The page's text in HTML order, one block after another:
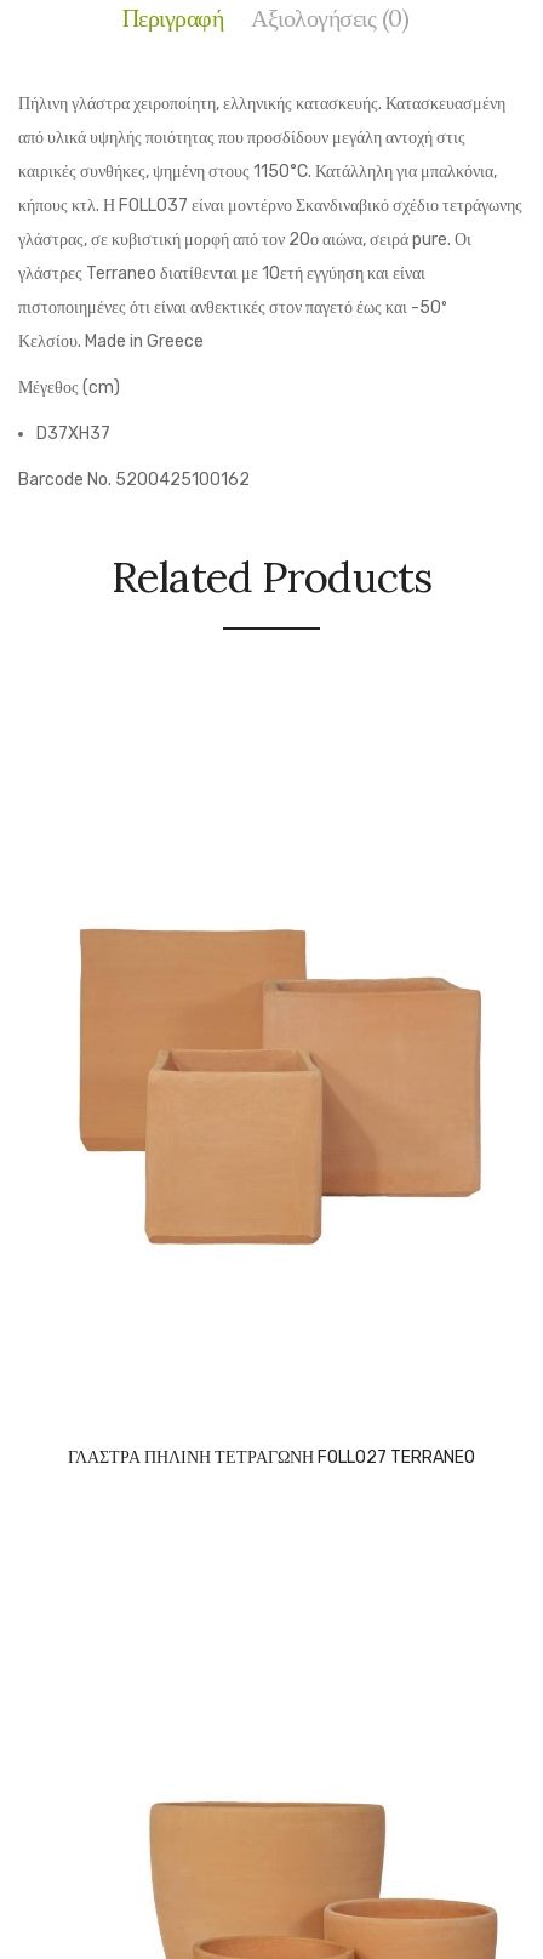
Περιγραφή Αξιολογήσεις (0)
Πήλινη γλάστρα χειροποίητη, ελληνικής κατασκευής. Κατασκευασμένη
από υλικά υψηλής ποιότητας που προσδίδουν μεγάλη αντοχή στις
καιρικές συνθήκες, ψημένη στους 1150°C. Κατάλληλη για μπαλκόνια,
κήπους κτλ. Η FOLLO37 είναι μοντέρνο Σκανδιναβικό σχέδιο τετράγωνης
γλάστρας,σε κυβιστική μορφή από τον 20ο αιώνα, σειρά pure. Οι
γλάστρες Terraneo διατίθενται με 10ετή εγγύηση και είναι
πιστοποιημένες ότι είναι ανθεκτικές στον παγετό έως και -50º
Κελσίου. Made in Greece
Μέγεθος (cm)
D37XH37
Barcode No. 5200425100162
Related Products
ΓΛΑΣΤΡΑ ΠΗΛΙΝΗ ΤΕΤΡΑΓΩΝΗ FOLLO27 TERRANEO